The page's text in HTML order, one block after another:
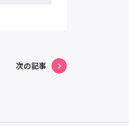
次の記事